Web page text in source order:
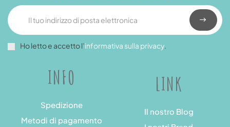
INFO
Spedizione
Metodi di pagamento
LINK
Il nostro Blog
Ho letto e accetto l’informativa sulla privacy.